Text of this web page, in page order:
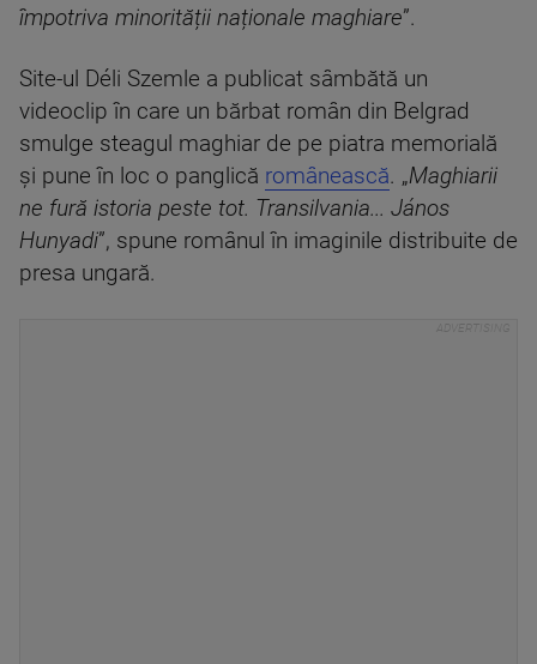
împotriva minorității naționale maghiare”.
Site-ul Déli Szemle a publicat sâmbătă un
videoclip în care un bărbat român din Belgrad
smulge steagul maghiar de pe piatra memorială
și pune în loc o panglică românească. „Maghiarii
ne fură istoria peste tot. Transilvania... János
Hunyadi”, spune românul în imaginile distribuite de
presa ungară.